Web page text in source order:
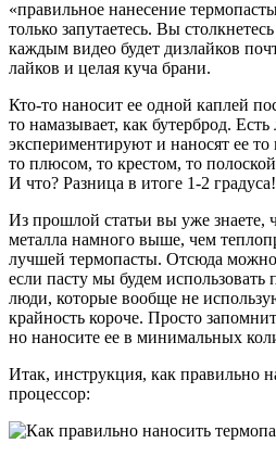
«правильное нанесение
только запутаетесь. Вы
каждым видео будет дизлайков
лайков и целая куча брани.
Кто-то наносит ее одной каплей
то намазывает, как бутерброд.
экспериментируют и наносят ее то
то плюсом, то крестом, то
И что? Разница в итоге 1-2 градуса!
Из прошлой статьи вы уже знаете,
металла намного выше, чем
лучшей термопасты. Отсюда
если пасту мы будем
люди, которые вообще не
крайность короче. Просто
но наносите ее в минимальных
Итак, инструкция, как правильно
процессор: